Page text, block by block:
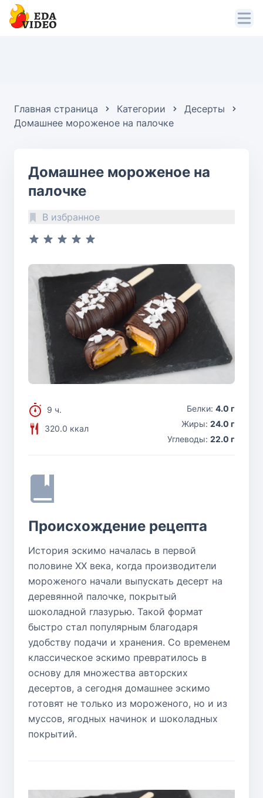
Главная страница Категории
Десерты
Домашнее мороженое на палочке
Домашнее мороженое на
палочке
В избранное
9 ч.
320.0 ккал
Белки: 4.0 г
Жиры: 24.0 г
Углеводы: 22.0 г
Происхождение рецепта
История эскимо началась в первой
половине XX века, когда производители
мороженого начали выпускать десерт на
деревянной палочке, покрытый
шоколадной глазурью. Такой формат
быстро стал популярным благодаря
удобству подачи и хранения. Со временем
классическое эскимо превратилось в
основу для множества авторских
десертов, а сегодня домашнее эскимо
готовят не только из мороженого, но и из
муссов, ягодных начинок и шоколадных
покрытий.